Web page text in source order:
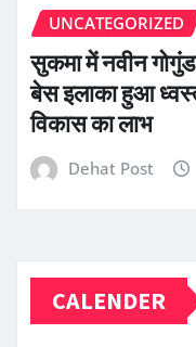
UNCATEGORIZED
सुकमा में नवीन
बेस इलाका हुआ
विकास का लाभ
Dehat Post
CALENDER